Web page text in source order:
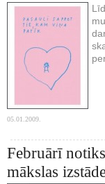
05.01.2009.
Februārī
mākslas